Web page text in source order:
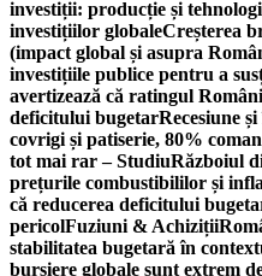
investiții: producție și
investițiilor globaleCreșterea
(impact global și asupra
investițiile publice pentru a
avertizează că ratingul
deficitului bugetarRecesiune
covrigi și patiserie, 80%
tot mai rar – StudiuRăzboiul
prețurile combustibililor și
că reducerea deficitului
pericolFuziuni & Achiziții
stabilitatea bugetară în
bursiere globale sunt extrem